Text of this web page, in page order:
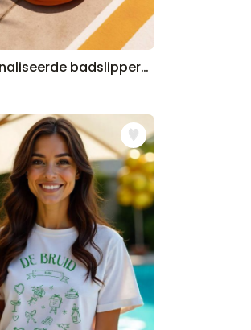
Gepersonaliseerde badslippers met monogram